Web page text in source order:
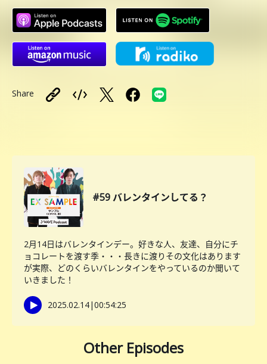
Share
#59 バレンタインしてる？
2月14日はバレンタインデー。好きな人、友達、自分にチ
ョコレートを渡す季・・・長きに渡りその文化はあります
が実際、どのくらいバレンタインをやっているのか聞いて
いきました！
2025.02.14|00:54:25
Other Episodes